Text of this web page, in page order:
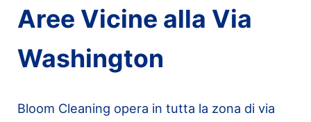
Aree Vicine alla Via
Washington
Bloom Cleaning opera in tutta la zona di via